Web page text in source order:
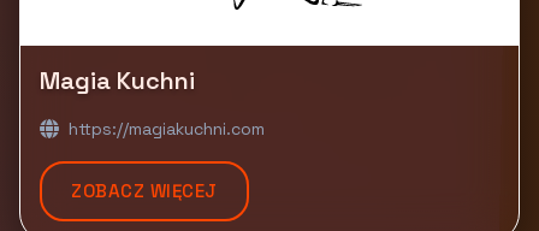
Magia Kuchni
https://magiakuchni.com
ZOBACZ WIĘCEJ